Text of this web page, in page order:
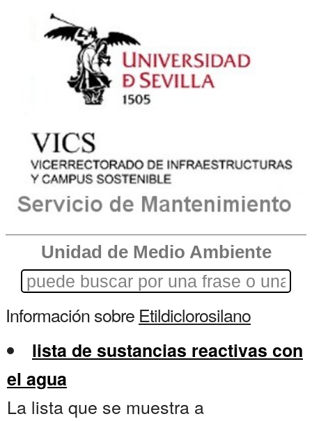
Unidad de Medio Ambiente
Información sobre Etildiclorosilano
lista de sustancias reactivas con
el agua
La lista que se muestra a